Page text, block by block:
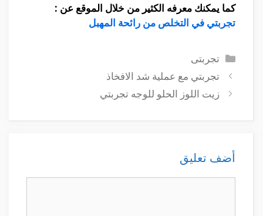
كما يمكنك معرفه الكثير من خلال الموقع عن :
تجربتي في التخلص من رائحة المهبل
التصنيفات
تجربتى
تجربتي مع عملية شد الافخاذ
زيت اللوز الحلو للوجه تجربتي
أضف تعليق